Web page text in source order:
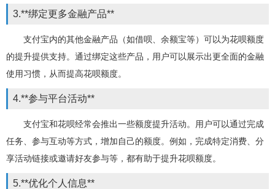
3.**绑定更多金融产品**
支付宝内的其他金融产品（如借呗、余额宝等）可以为花呗额度
的提升提供支持。通过绑定这些产品，用户可以展示出更全面的金融
使用习惯，从而提高花呗额度。
4.**参与平台活动**
支付宝和花呗经常会推出一些额度提升活动。用户可以通过完成
任务、参与互动等方式，增加自己的额度。例如，完成特定消费、分
享活动链接或邀请好友参与等，都有助于提升花呗额度。
5.**优化个人信息**